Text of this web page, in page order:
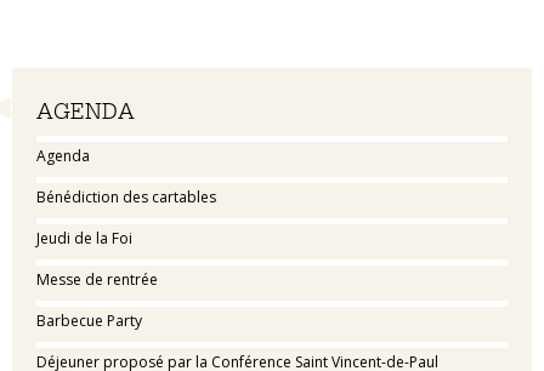
Navigation
AGENDA
Agenda
Bénédiction des cartables
Jeudi de la Foi
Messe de rentrée
Barbecue Party
Déjeuner proposé par la Conférence Saint Vincent-de-Paul